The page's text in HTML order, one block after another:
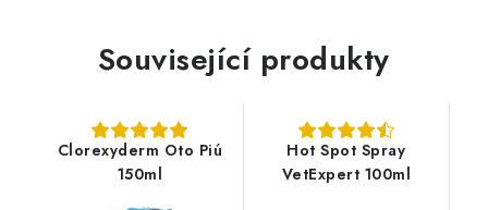
Související produkty
Clorexyderm Oto Piú
150ml
Hot Spot Spray
VetExpert 100ml